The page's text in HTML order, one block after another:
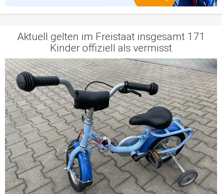
Aktuell gelten im Freistaat insgesamt 171
Kinder offiziell als vermisst